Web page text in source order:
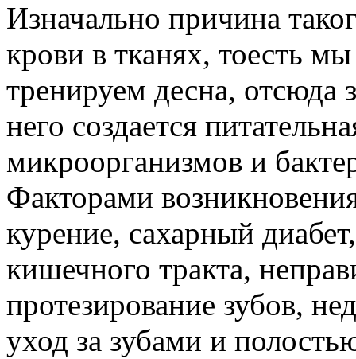
Изначально причина
крови в тканях, тоесть
тренируем десна, отсюда
него создается
микроорганизмов и
Факторами
курение, сахарный
кишечного тракта,
протезирование зубов,
уход за зубами и